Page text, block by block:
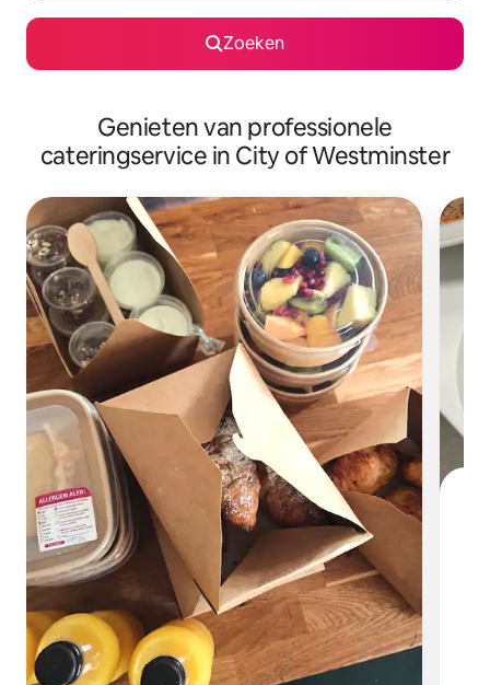
Zoeken
Genieten van professionele
cateringservice in City of Westminster